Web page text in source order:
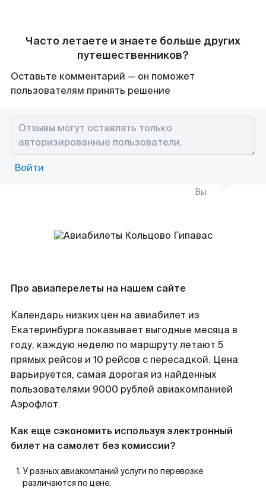
Часто летаете и знаете больше других
путешественников?
Оставьте комментарий — он поможет
пользователям принять решение
Войти
Вы
Про авиаперелеты на нашем сайте
Календарь низких цен на авиабилет из
Екатеринбурга показывает выгодные месяца в
году, каждую неделю по маршруту летают 5
прямых рейсов и 10 рейсов с пересадкой. Цена
варьируется, самая дорогая из найденных
пользователями 9000 рублей авиакомпанией
Аэрофлот.
Как еще сэкономить используя электронный
билет на самолет без комиссии?
У разных авиакомпаний услуги по перевозке
различаются по цене.